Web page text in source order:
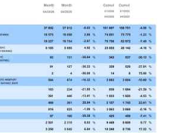
diesel- én elektrische range richting